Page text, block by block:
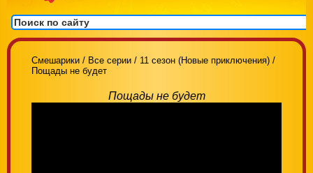
Смешарики / Все серии / 11 сезон (Новые приключения) /
Пощады не будет
Пощады не будет